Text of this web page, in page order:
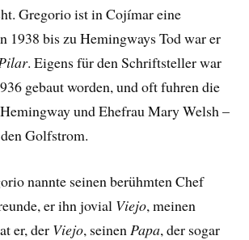
Gregorio ist in Cojímar eine
1938 bis zu Hemingways Tod war er
. Eigens für den Schriftsteller war
gebaut worden, und oft fuhren die
und Ehefrau Mary Welsh –
Golfstrom.
nannte seinen berühmten Chef
er ihn jovial Viejo, meinen
er, der Viejo, seinen Papa, der sogar